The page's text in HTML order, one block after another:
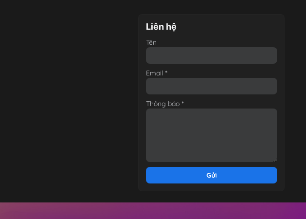
Liên hệ
Tên
Email *
Thông báo *